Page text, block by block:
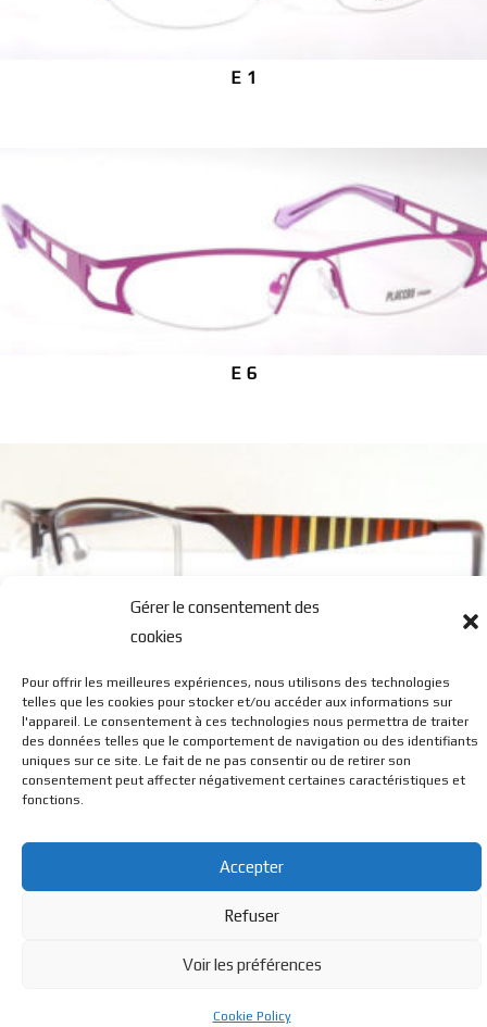
Gérer le consentement des
cookies
Pour offrir les meilleures expériences, nous utilisons des technologies
telles que les cookies pour stocker et/ou accéder aux informations sur
l'appareil. Le consentement à ces technologies nous permettra de traiter
des données telles que le comportement de navigation ou des identifiants
uniques sur ce site. Le fait de ne pas consentir ou de retirer son
consentement peut affecter négativement certaines caractéristiques et
fonctions.
Accepter
Refuser
Voir les préférences
Cookie Policy
E 1
E 6
G6
© BL Optique - 22 Rue de la Cueille - 39170 Lavans Les St